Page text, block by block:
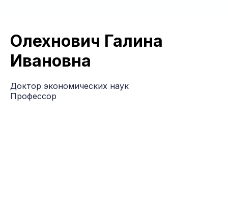
Олехнович Галина
Ивановна
Доктор экономических наук
Профессор